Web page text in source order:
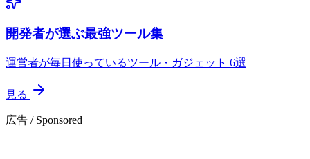
開発者が選ぶ最強ツール集
運営者が毎日使っているツール・ガジェット 6選
見る
広告 / Sponsored